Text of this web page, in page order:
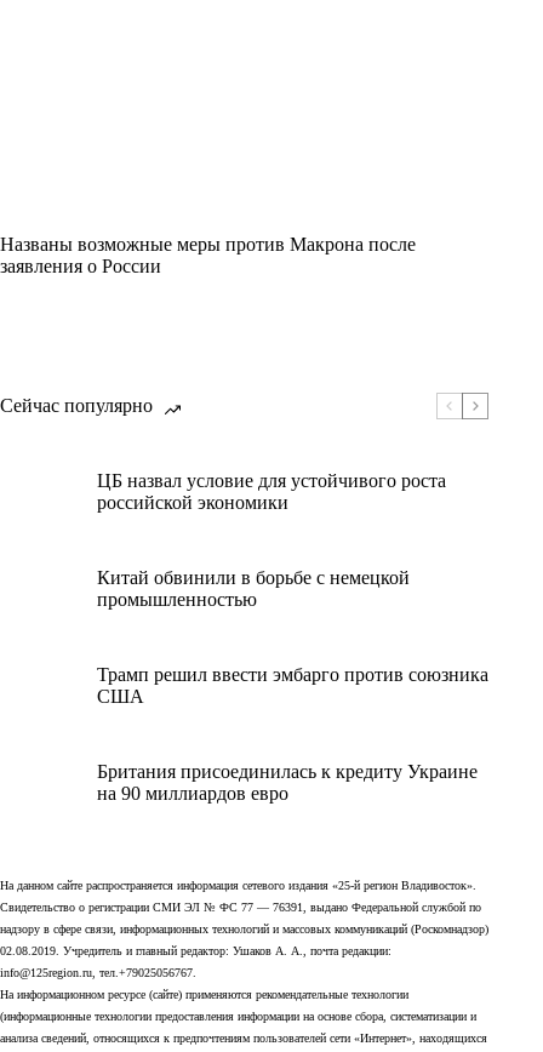
Названы возможные меры против Макрона после
заявления о России
Сейчас популярно
ЦБ назвал условие для устойчивого роста
российской экономики
Китай обвинили в борьбе с немецкой
промышленностью
Трамп решил ввести эмбарго против союзника
США
Британия присоединилась к кредиту Украине
на 90 миллиардов евро
На данном сайте распространяется информация сетевого издания «25-й регион Владивосток».
Свидетельство о регистрации СМИ ЭЛ № ФС 77 — 76391, выдано Федеральной службой по
надзору в сфере связи, информационных технологий и массовых коммуникаций (Роскомнадзор)
02.08.2019. Учредитель и главный редактор: Ушаков А. А., почта редакции:
info@125region.ru, тел.+79025056767.
На информационном ресурсе (сайте) применяются рекомендательные технологии
(информационные технологии предоставления информации на основе сбора, систематизации и
анализа сведений, относящихся к предпочтениям пользователей сети «Интернет», находящихся